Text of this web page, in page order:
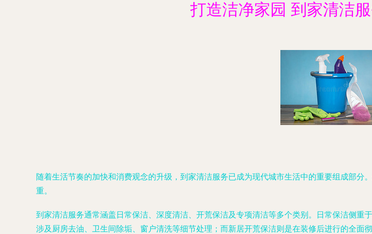
打造洁净家园 到家清洁
随着生活节奏的加快和消费观念的升级，到家清洁服务已成为现代城市生活中的重要组成部
重。
到家清洁服务通常涵盖日常保洁、深度清洁、开荒保洁及专项清洁等多个类别。日常保洁侧
涉及厨房去油、卫生间除垢、窗户清洗等细节处理；而新居开荒保洁则是在装修后进行的全